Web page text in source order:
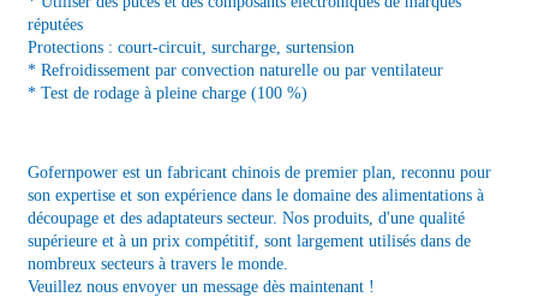
réputées
Protections : court-circuit, surcharge, surtension
* Refroidissement par convection naturelle ou par ventilateur
* Test de rodage à pleine charge (100 %)
Gofernpower est un fabricant chinois de premier plan, reconnu pour
son expertise et son expérience dans le domaine des alimentations à
découpage et des adaptateurs secteur. Nos produits, d'une qualité
supérieure et à un prix compétitif, sont largement utilisés dans de
nombreux secteurs à travers le monde.
Veuillez nous envoyer un message dès maintenant !